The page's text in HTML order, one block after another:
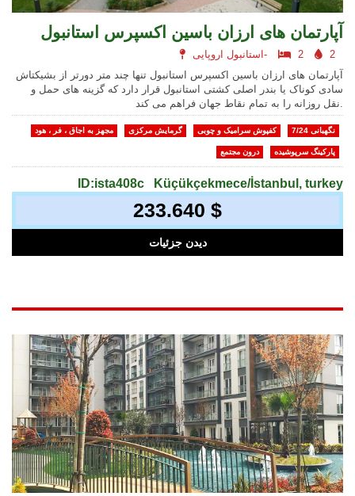
آپارتمان های ارزان باسین اکسپرس استانبول
استانبول اروپایی- 2
2
آپارتمان های ارزان باسین اکسپرس استانبول تنها چند متر دورتر از بشیکتاش
سادی کوناک یا بندر اصلی کشتی استانبول قرار دارد که گزینه های حمل و
نقل روزانه را به تمام نقاط جهان فراهم می کند.
مجهز به اجاق ، فر ، هود گرمایش مرکزی کفپوش سرامیک و چوبی نگهبانی 7/24
درون مجتمع پارکینگ سرپوشیده
ID:ista408c Küçükçekmece/İstanbul, turkey
233.640 $
دیدن جزئیات